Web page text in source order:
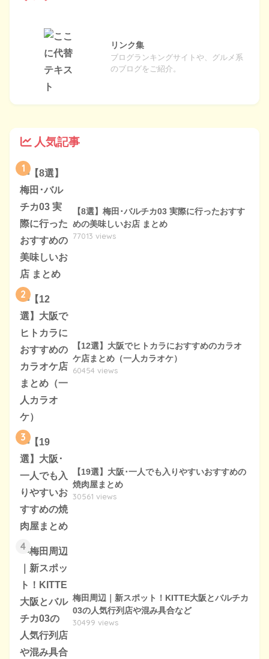
リンク集
ブログランキングサイトや、グルメ系
のブログをご紹介。
人気記事
1
【8選】梅田･バルチカ03 実際に行ったおすす
めの美味しいお店 まとめ
77013 views
2
【12選】大阪でヒトカラにおすすめのカラオ
ケ店まとめ（一人カラオケ）
60454 views
3
【19選】大阪･一人でも入りやすいおすすめの
焼肉屋まとめ
30561 views
4
梅田周辺｜新スポット！KITTE大阪とバルチカ
03の人気行列店や混み具合など
30499 views